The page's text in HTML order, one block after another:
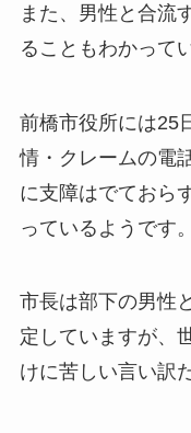
また、男性と合流
ることもわかって
前橋市役所には25
情・クレームの電
に支障はでておら
っているようです。
市長は部下の男性
定していますが、
けに苦しい言い訳